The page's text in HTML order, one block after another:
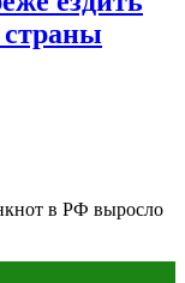
в РФ выросло